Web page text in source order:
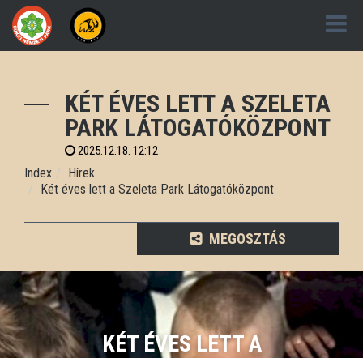
KÉT ÉVES LETT A SZELETA
PARK LÁTOGATÓKÖZPONT
2025.12.18. 12:12
Index
Hírek
Két éves lett a Szeleta Park Látogatóközpont
MEGOSZTÁS
KÉT ÉVES LETT A